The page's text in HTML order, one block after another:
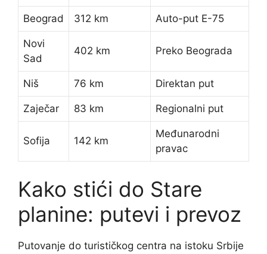
Beograd 312 km Auto-put E-75
Novi
Sad
402 km Preko Beograda
Niš 76 km Direktan put
Zaječar 83 km Regionalni put
Sofija 142 km
Međunarodni
pravac
Kako stići do Stare
planine: putevi i prevoz
Putovanje do turističkog centra na istoku Srbije